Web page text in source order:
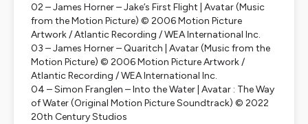
02 – James Horner – Jake’s First Flight | Avatar (Music
from the Motion Picture) © 2006 Motion Picture
Artwork / Atlantic Recording / WEA International Inc.
03 – James Horner – Quaritch | Avatar (Music from the
Motion Picture) © 2006 Motion Picture Artwork /
Atlantic Recording / WEA International Inc.
04 – Simon Franglen – Into the Water | Avatar : The Way
of Water (Original Motion Picture Soundtrack) © 2022
20th Century Studios